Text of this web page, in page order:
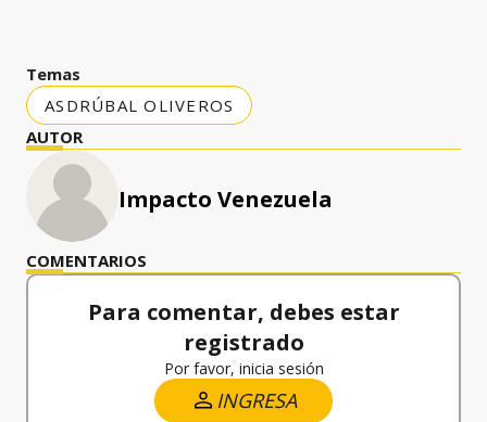
Temas
ASDRÚBAL OLIVEROS
AUTOR
Impacto Venezuela
COMENTARIOS
Para comentar, debes estar
registrado
Por favor, inicia sesión
INGRESA